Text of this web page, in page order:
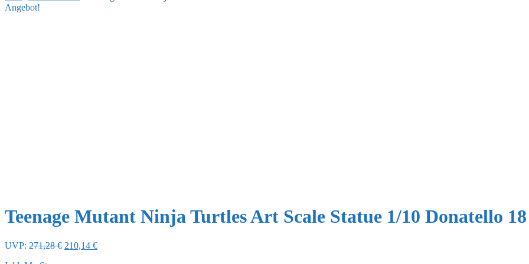
Angebot!
Teenage Mutant Ninja Turtles Art Scale Statue 1/10 Donatello
UVP: 271,28€ Ursprünglicher
210,14 €Aktueller